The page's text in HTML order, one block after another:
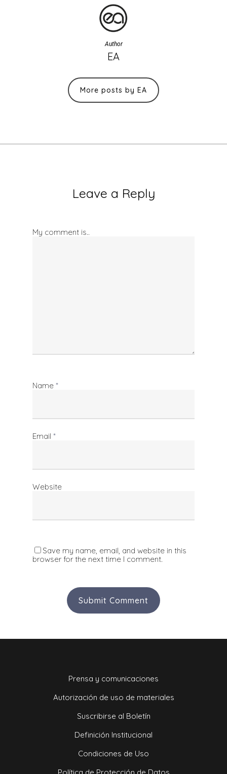
Author
EA
More posts by EA
Leave a Reply
My comment is..
Name *
Email *
Website
Save my name, email, and website in this
browser for the next time I comment.
Prensa y comunicaciones
Autorización de uso de materiales
Suscribirse al Boletín
Definición Institucional
Condiciones de Uso